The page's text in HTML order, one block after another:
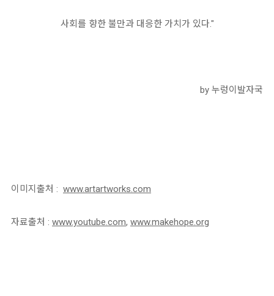
사회를 향한 불만과 대응한 가치가 있다."
by 누렁이발자국
이미지출처 : www.artartworks.com
자료출처 : www.youtube.com, www.makehope.org